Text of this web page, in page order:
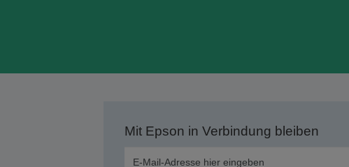
Mit Epson in Verbindung bleiben